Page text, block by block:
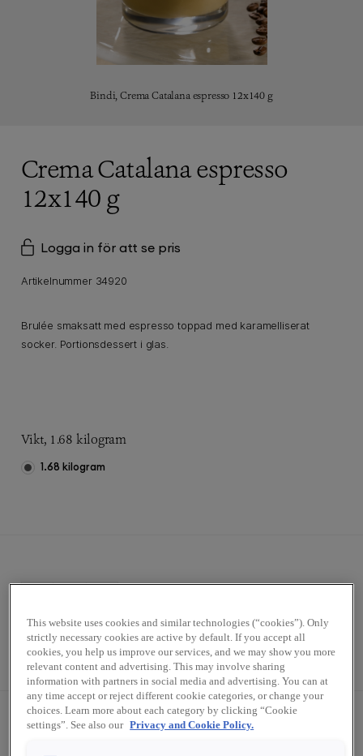
Crema Catalana espresso
12x140 g
Logga in för att se pris
Artikelnummer 34920
Brulée smaksatt med espresso toppad med karamelliserat
socker. Portionsdessert i glas.
Vikt, 1.68 kilogram
1.68 kilogram
Kartong (12x140g)
Bindi,Crema Catalana espresso 12x140 g
This website uses cookies and similar technologies (“cookies”). Only
strictly necessary cookies are active by default. If you accept all
cookies, you help us improve our services, and we may show you more
relevant content and advertising. This may involve sharing
information with partners in social media and advertising. You can at
any time accept or reject different cookie categories, or change your
choices. Learn more about each category by clicking “Cookie
settings”. See also our Privacy and Cookie Policy.